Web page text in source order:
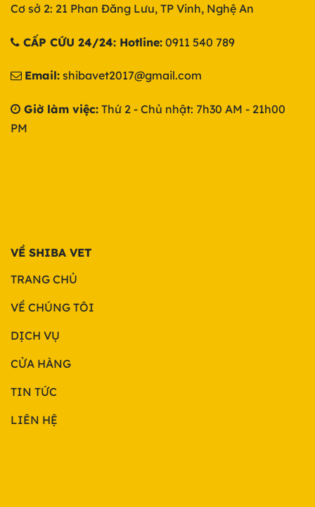
Cơ sở 2: 21 Phan Đăng Lưu, TP Vinh, Nghệ An
CẤP CỨU 24/24: Hotline: 0911 540 789
Email: shibavet2017@gmail.com
Giờ làm việc: Thứ 2 - Chủ nhật: 7h30 AM - 21h00
PM
VỀ SHIBA VET
TRANG CHỦ
VỀ CHÚNG TÔI
DỊCH VỤ
CỬA HÀNG
TIN TỨC
LIÊN HỆ